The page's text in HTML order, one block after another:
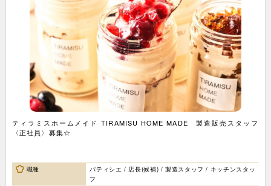
ティラミスホームメイド TIRAMISU HOME MADE 製造販売スタッフ
〈正社員〉募集☆
職種
パティシエ / 店長(候補) / 製造スタッフ / キッチンスタッ
フ